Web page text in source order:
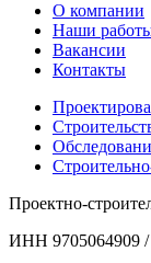
О компании
Наши
Вакансии
Контакты
Проектно-
ИНН 9705064909